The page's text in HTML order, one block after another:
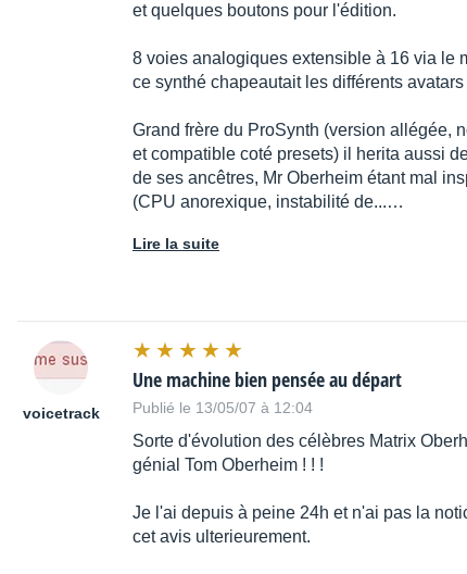
et quelques boutons pour l'édition.
8 voies analogiques extensible à 16 via le
ce synthé chapeautait les différents
Grand frère du ProSynth (version allégée,
et compatible coté presets) il herita aussi
de ses ancêtres, Mr Oberheim étant mal
(CPU anorexique, instabilité de...…
Lire la suite
voicetrack
Une machine bien pensée au départ
Publié le 13/05/07 à 12:04
Sorte d'évolution des célèbres Matrix
génial Tom Oberheim ! ! !
Je l'ai depuis à peine 24h et n'ai pas la
cet avis ulterieurement.